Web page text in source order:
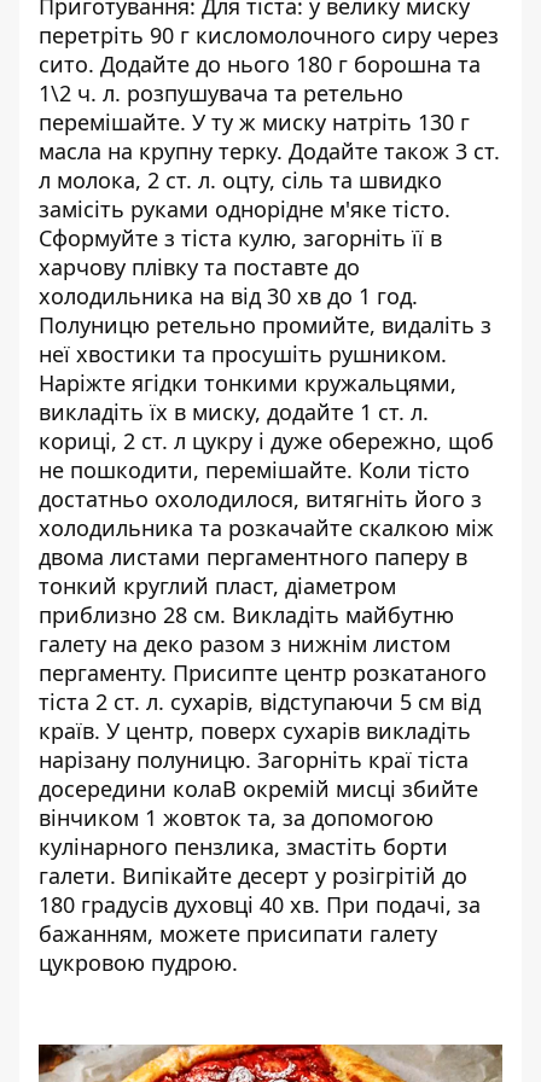
Приготування: Для тіста: у велику миску
перетріть 90 г кисломолочного сиру через
сито. Додайте до нього 180 г борошна та
1\2 ч. л. розпушувача та ретельно
перемішайте. У ту ж миску натріть 130 г
масла на крупну терку. Додайте також 3 ст.
л молока, 2 ст. л. оцту, сіль та швидко
замісіть руками однорідне м'яке тісто.
Сформуйте з тіста кулю, загорніть її в
харчову плівку та поставте до
холодильника на від 30 хв до 1 год.
Полуницю ретельно промийте, видаліть з
неї хвостики та просушіть рушником.
Наріжте ягідки тонкими кружальцями,
викладіть їх в миску, додайте 1 ст. л.
кориці, 2 ст. л цукру і дуже обережно, щоб
не пошкодити, перемішайте. Коли тісто
достатньо охолодилося, витягніть його з
холодильника та розкачайте скалкою між
двома листами пергаментного паперу в
тонкий круглий пласт, діаметром
приблизно 28 см. Викладіть майбутню
галету на деко разом з нижнім листом
пергаменту. Присипте центр розкатаного
тіста 2 ст. л. сухарів, відступаючи 5 см від
країв. У центр, поверх сухарів викладіть
нарізану полуницю. Загорніть краї тіста
досередини колаВ окремій мисці збийте
вінчиком 1 жовток та, за допомогою
кулінарного пензлика, змастіть борти
галети. Випікайте десерт у розігрітій до
180 градусів духовці 40 хв. При подачі, за
бажанням, можете присипати галету
цукровою пудрою.